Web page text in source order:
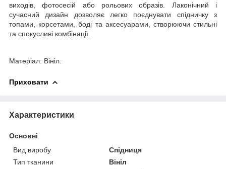
виходів, фотосесій або рольових образів. Лаконічний і
сучасний дизайн дозволяє легко поєднувати спідничку з
топами, корсетами, боді та аксесуарами, створюючи стильні
та спокусливі комбінації.
Матеріал: Вініл.
Приховати
Характеристики
Основні
Вид виробу
Спідниця
Тип тканини
Вініл